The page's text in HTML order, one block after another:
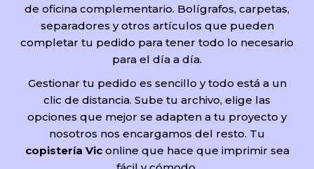
de oficina complementario. Bolígrafos, carpetas,
separadores y otros artículos que pueden
completar tu pedido para tener todo lo necesario
para el día a día.
Gestionar tu pedido es sencillo y todo está a un
clic de distancia. Sube tu archivo, elige las
opciones que mejor se adapten a tu proyecto y
nosotros nos encargamos del resto. Tu
copistería Viconline que hace que imprimir sea